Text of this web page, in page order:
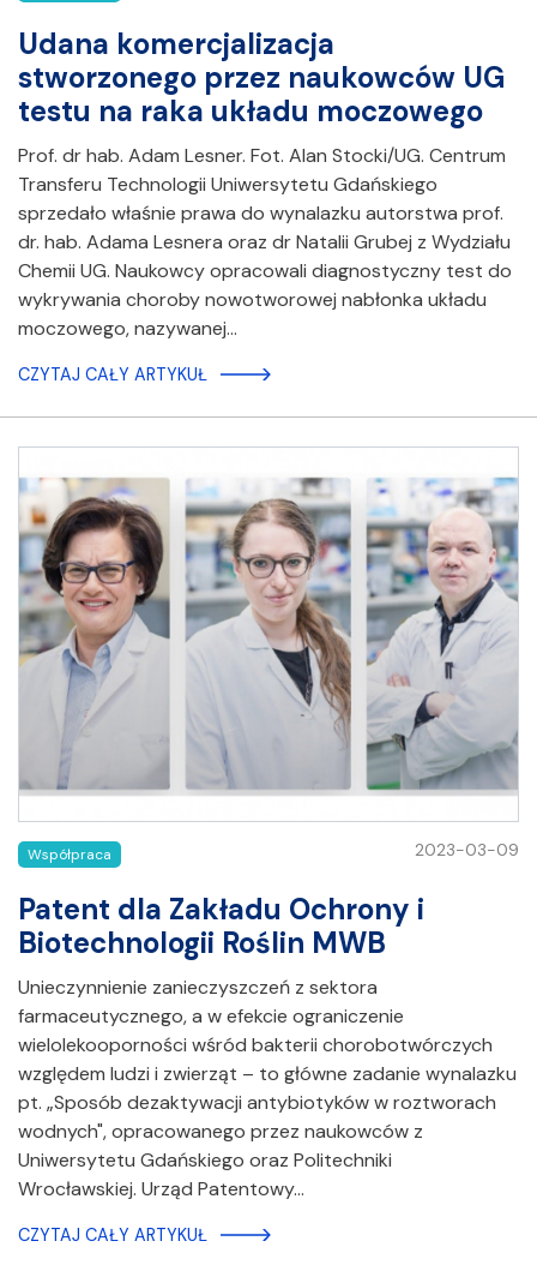
Udana komercjalizacja
stworzonego przez naukowców UG
testu na raka układu moczowego
Prof. dr hab. Adam Lesner. Fot. Alan Stocki/UG. Centrum
Transferu Technologii Uniwersytetu Gdańskiego
sprzedało właśnie prawa do wynalazku autorstwa prof.
dr. hab. Adama Lesnera oraz dr Natalii Grubej z Wydziału
Chemii UG. Naukowcy opracowali diagnostyczny test do
wykrywania choroby nowotworowej nabłonka układu
moczowego, nazywanej…
CZYTAJ CAŁY ARTYKUŁ
Współpraca 2023-03-09
Patent dla Zakładu Ochrony i
Biotechnologii Roślin MWB
Unieczynnienie zanieczyszczeń z sektora
farmaceutycznego, a w efekcie ograniczenie
wielolekooporności wśród bakterii chorobotwórczych
względem ludzi i zwierząt – to główne zadanie wynalazku
pt. „Sposób dezaktywacji antybiotyków w roztworach
wodnych", opracowanego przez naukowców z
Uniwersytetu Gdańskiego oraz Politechniki
Wrocławskiej. Urząd Patentowy…
CZYTAJ CAŁY ARTYKUŁ